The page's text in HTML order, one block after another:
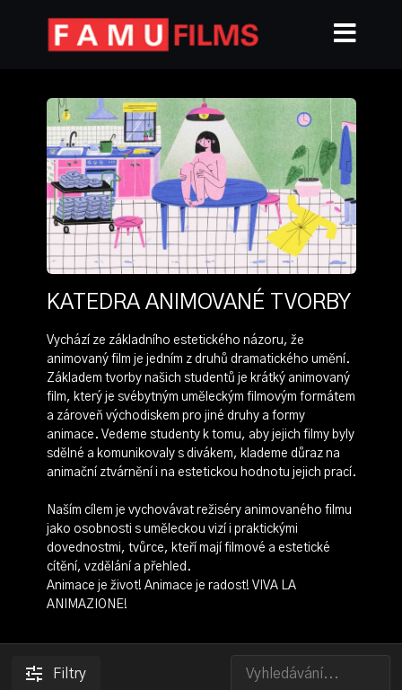
KATEDRA ANIMOVANÉ TVORBY
Vychází ze základního estetického názoru, že
animovaný film je jedním z druhů dramatického umění.
Základem tvorby našich studentů je krátký animovaný
film, který je svébytným uměleckým filmovým formátem
a zároveň východiskem pro jiné druhy a formy
animace. Vedeme studenty k tomu, aby jejich filmy byly
sdělné a komunikovaly s divákem, klademe důraz na
animační ztvárnění i na estetickou hodnotu jejich prací.
Naším cílem je vychovávat režiséry animovaného filmu
jako osobnosti s uměleckou vizí i praktickými
dovednostmi, tvůrce, kteří mají filmové a estetické
cítění, vzdělání a přehled.
Animace je život! Animace je radost! VIVA LA
ANIMAZIONE!
Filtry